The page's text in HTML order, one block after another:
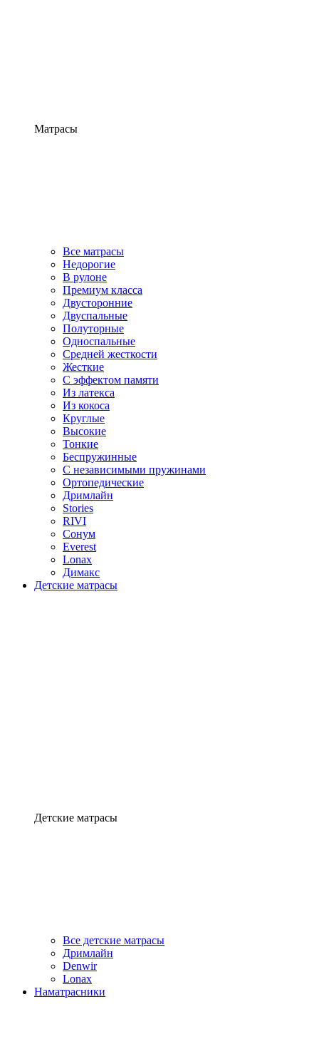
Матрасы
Все матрасы
Недорогие
В рулоне
Премиум класса
Двусторонние
Двуспальные
Полуторные
Односпальные
Средней жесткости
Жесткие
С эффектом памяти
Из латекса
Из кокоса
Круглые
Высокие
Тонкие
Беспружинные
С независимыми пружинами
Ортопедические
Дримлайн
Stories
RIVI
Сонум
Everest
Lonax
Димакс
Детские матрасы
Детские матрасы
Все детские матрасы
Дримлайн
Denwir
Lonax
Наматрасники